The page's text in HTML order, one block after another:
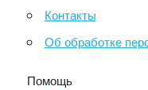
Контакты
Об обработке
Помощь